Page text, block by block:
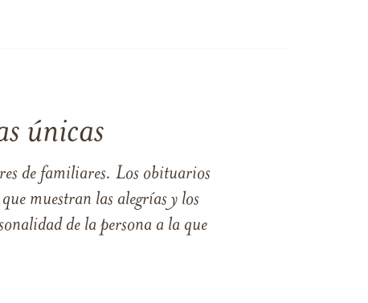
únicas
de familiares. Los obituarios
muestran las alegrías y los
de la persona a la que